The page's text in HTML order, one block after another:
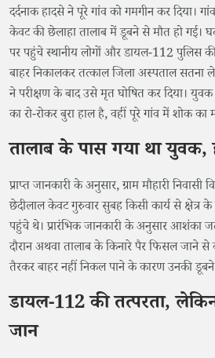
दर्दनाक हादसे ने पूरे गांव को गमगीन कर दिया।
केवट की छेलाहा तालाब में डूबने से मौत हो गई।
पर पहुंचे स्थानीय लोगों और डायल-112 पुलिस
बाहर निकालकर तत्काल जिला अस्पताल सतना
ने परीक्षण के बाद उसे मृत घोषित कर दिया।
का रो-रोकर बुरा हाल है, वहीं पूरे गांव में शोक का
तालाब के पास गया था
प्राप्त जानकारी के अनुसार, ग्राम मौहारी
छेदीलाल केवट गुरुवार सुबह किसी कार्य से क्षेत्र के
पहुंचे थे। प्रारंभिक जानकारी के अनुसार आशंका
दौरान अथवा तालाब के किनारे पैर फिसल जाने
तैरकर बाहर नहीं निकल पाने के कारण उनकी
डायल-112 की तत्परता,
जान